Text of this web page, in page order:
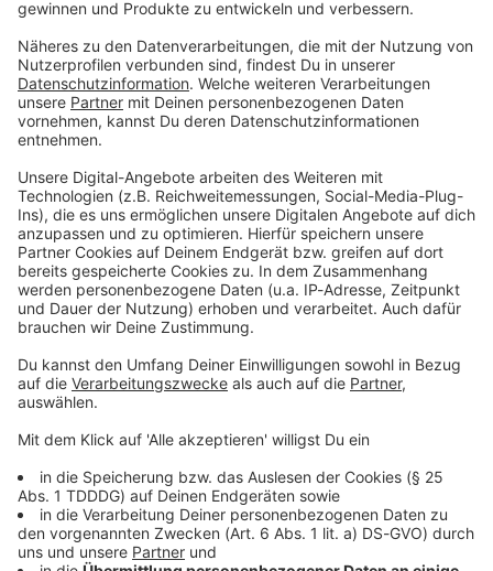
Du möchtest uns etwas sagen?
Kontaktformular
Sprachnachricht
© dpa-infocom, dpa:251021-930-188405/1
DAS KÖNNTE DICH AUCH INTERESSIEREN
Bayern